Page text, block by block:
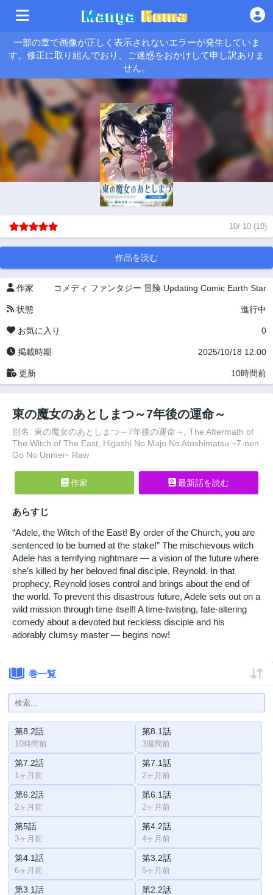
一部の章で画像が正しく表示されないエラーが発生していま
す。修正に取り組んでおり、ご迷惑をおかけして申し訳ありま
せん。
10/ 10 (10)
作品を読む
作家 コメディ ファンタジー 冒険 Updating Comic Earth Star
状態 進行中
お気に入り 0
掲載時期 2025/10/18 12:00
更新 10時間前
東の魔女のあとしまつ～7年後の運命～
別名: 東の魔女のあとしまつ～7年後の運命～, The Aftermath of
The Witch of The East, Higashi No Majo No Atoshimatsu ~7-nen
Go No Unmei~ Raw
作家 最新話を読む
あらすじ
“Adele, the Witch of the East! By order of the Church, you are
sentenced to be burned at the stake!” The mischievous witch
Adele has a terrifying nightmare — a vision of the future where
she’s killed by her beloved final disciple, Reynold. In that
prophecy, Reynold loses control and brings about the end of
the world. To prevent this disastrous future, Adele sets out on a
wild mission through time itself! A time-twisting, fate-altering
comedy about a devoted but reckless disciple and his
adorably clumsy master — begins now!
巻一覧
第8.2話
10時間前
第8.1話
3週間前
第7.2話
1ヶ月前
第7.1話
2ヶ月前
第6.2話
2ヶ月前
第6.1話
2ヶ月前
第5話
3ヶ月前
第4.2話
4ヶ月前
第4.1話
6ヶ月前
第3.2話
6ヶ月前
第3.1話 第2.2話